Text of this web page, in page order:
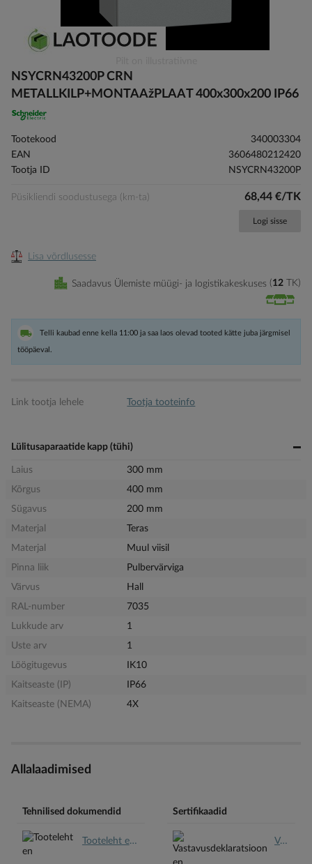
to
the
of
images
gallery
NSYCRN43200P CRN
METALLKILP+MONTAAžPLAAT 400x300x200 IP66
Tootekood
340003304
EAN
3606480212420
Tootja ID
NSYCRN43200P
Püsikliendi soodustusega (km-ta) 68,44 €/TK
Logi sisse
Lisa võrdlusesse
Saadavus Ülemiste müügi- ja logistikakeskuses 12 TK
Telli kaubad enne kella 11:00 ja saa laos olevad tooted kätte juba järgmisel
tööpäeval.
Link tootja lehele Tootja tooteinfo
Lülitusaparaatide kapp (tühi)
Laius
300 mm
Kõrgus
400 mm
Sügavus
200 mm
Materjal
Teras
Materjal
Muul viisil
Pinna liik
Pulbervärviga
Värvus
Hall
RAL-number
7035
Lukkude arv
1
Uste arv
1
Löögitugevus
IK10
Kaitseaste (IP)
IP66
Kaitseaste (NEMA)
4X
Allalaadimised
Tehnilised dokumendid
Tooteleht en.pdf
Sertifikaadid
Vastavusdeklaratsioon en.pdf